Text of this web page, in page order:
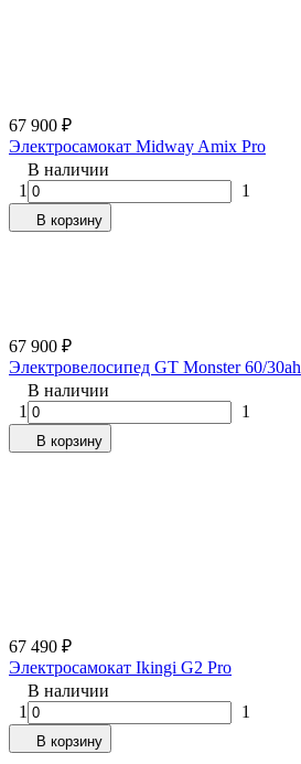
67 900 ₽
Электросамокат Midway Amix Pro
В наличии
1
1
В корзину
67 900 ₽
Электровелосипед GT Monster 60/30ah
В наличии
1
1
В корзину
67 490 ₽
Электросамокат Ikingi G2 Pro
В наличии
1
1
В корзину